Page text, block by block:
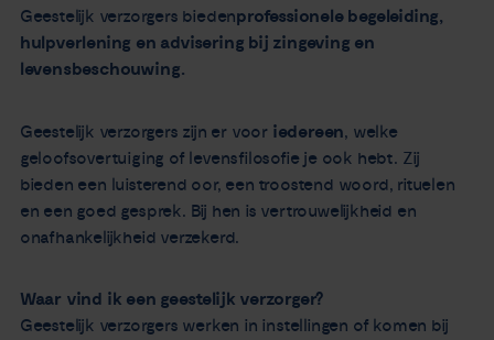
Geestelijk verzorgers biedenprofessionele begeleiding,
hulpverlening en advisering bij zingeving en
levensbeschouwing.
Geestelijk verzorgers zijn er voor iedereen, welke
geloofsovertuiging of levensfilosofie je ook hebt. Zij
bieden een luisterend oor, een troostend woord, rituelen
en een goed gesprek. Bij hen is vertrouwelijkheid en
onafhankelijkheid verzekerd.
Waar vind ik een geestelijk verzorger?
Geestelijk verzorgers werken in instellingen of komen bij